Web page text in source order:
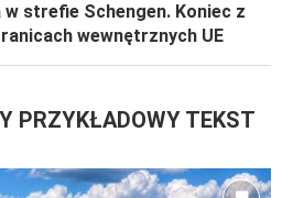
w strefie Schengen. Koniec z
wewnętrznych UE
PRZYKŁADOWY TEKST